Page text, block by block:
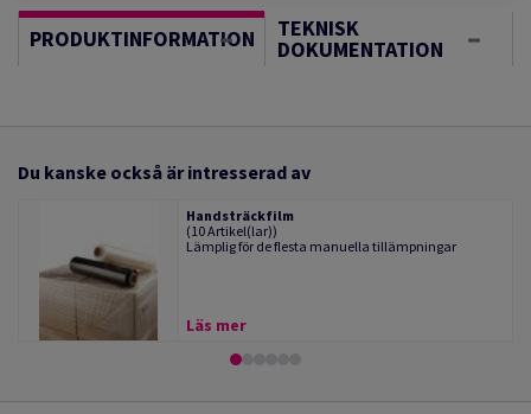
PRODUKTINFORMATION TEKNISK
DOKUMENTATION
Du kanske också är intresserad av
Handsträckfilm
(10 Artikel(lar))
Lämplig för de flesta manuella tillämpningar
Läs mer